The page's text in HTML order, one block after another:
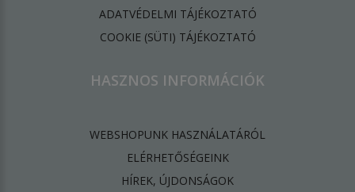
ADATVÉDELMI TÁJÉKOZTATÓ
​COOKIE (SÜTI) TÁJÉKOZTATÓ
HASZNOS INFORMÁCIÓK
WEBSHOPUNK HASZNÁLATÁRÓL
ELÉRHETŐSÉGEINK
HÍREK, ÚJDONSÁGOK